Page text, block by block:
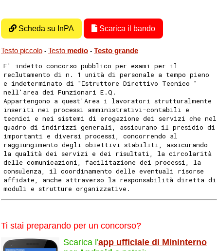
Scheda su InPA Scarica il bando
Testo piccolo - Testo medio - Testo grande
E' indetto concorso pubblico per esami per il
reclutamento di n. 1 unità di personale a tempo pieno
e indeterminato di "Istruttore Direttivo Tecnico "
nell'area dei Funzionari E.Q.
Appartengono a quest'Area i lavoratori strutturalmente
inseriti nei processi amministrativi-contabili e
tecnici e nei sistemi di erogazione dei servizi che nel
quadro di indirizzi generali, assicurano il presidio di
importanti e diversi processi, concorrendo al
raggiungimento degli obiettivi stabiliti, assicurando
la qualità dei servizi e dei risultati, la circolarità
delle comunicazioni, facilitazione dei processi, la
consulenza, il coordinamento delle eventuali risorse
affidate, anche attraverso la responsabilità diretta di
moduli e strutture organizzative.
Ti stai preparando per un concorso?
Scarica l'app ufficiale di Mininterno